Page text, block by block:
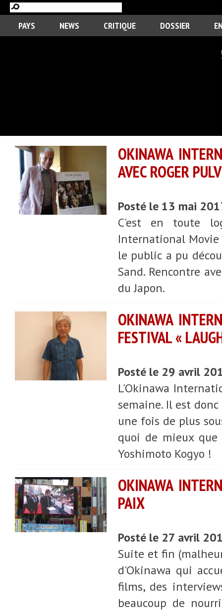
PAYS NEWS CRITIQUE DOSSIER
OKINAWA
AVEC ROGER
Posté le 13 mai
C'est en toute
International
le public a pu
Sand. Rencontre
du Japon.
OKINAWA
FESTIVAL «
Posté le 29 avril
L'Okinawa
semaine. Il est
une fois de plus
quoi de mieux
Yoshimoto Kogyo !
OKINAWA
PAIX
Posté le 27 avril
Suite et fin
d'Okinawa qui
films, des
beaucoup de